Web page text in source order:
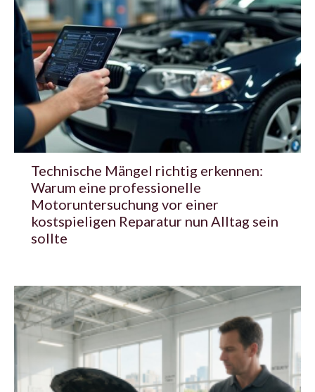
Technische Mängel richtig erkennen:
Warum eine professionelle
Motoruntersuchung vor einer
kostspieligen Reparatur nun Alltag sein
sollte